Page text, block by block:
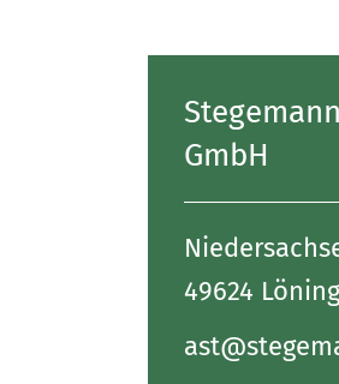
GmbH
49624